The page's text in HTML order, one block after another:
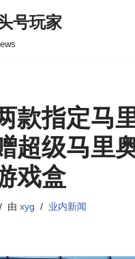
号玩家
款指定马
超级马里
戏盒
由 xyg 业内新闻